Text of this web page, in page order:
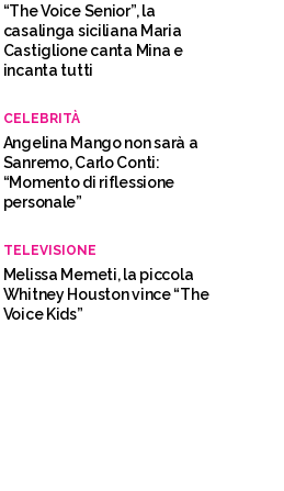
“The Voice Senior”, la
casalinga siciliana Maria
Castiglione canta Mina e
incanta tutti
CELEBRITÀ
Angelina Mango non sarà a
Sanremo, Carlo Conti:
“Momento di riflessione
personale”
TELEVISIONE
Melissa Memeti, la piccola
Whitney Houston vince “The
Voice Kids”